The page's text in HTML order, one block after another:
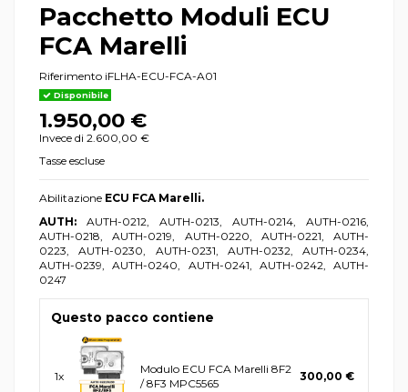
Pacchetto Moduli ECU
FCA Marelli
Riferimento iFLHA-ECU-FCA-A01
Disponibile
1.950,00 €
Invece di 2.600,00 €
Tasse escluse
Abilitazione ECU FCA Marelli.
AUTH: AUTH-0212, AUTH-0213, AUTH-0214, AUTH-0216,
AUTH-0218, AUTH-0219, AUTH-0220, AUTH-0221, AUTH-
0223, AUTH-0230, AUTH-0231, AUTH-0232, AUTH-0234,
AUTH-0239, AUTH-0240, AUTH-0241, AUTH-0242, AUTH-
0247
Questo pacco contiene
1x
Modulo ECU FCA Marelli 8F2
/ 8F3 MPC5565
300,00 €